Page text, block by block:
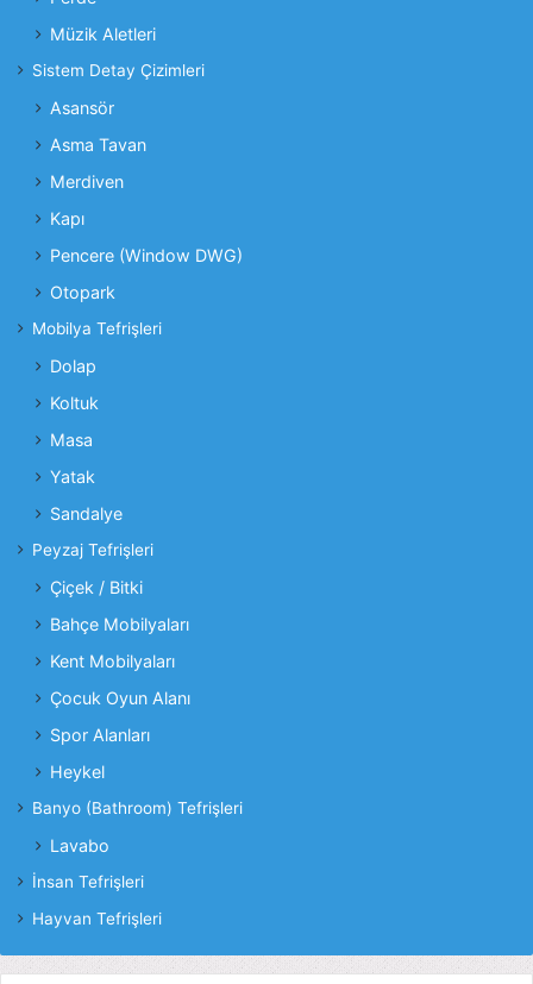
Müzik Aletleri
Sistem Detay Çizimleri
Asansör
Asma Tavan
Merdiven
Kapı
Pencere (Window DWG)
Otopark
Mobilya Tefrişleri
Dolap
Koltuk
Masa
Yatak
Sandalye
Peyzaj Tefrişleri
Çiçek / Bitki
Bahçe Mobilyaları
Kent Mobilyaları
Çocuk Oyun Alanı
Spor Alanları
Heykel
Banyo (Bathroom) Tefrişleri
Lavabo
İnsan Tefrişleri
Hayvan Tefrişleri